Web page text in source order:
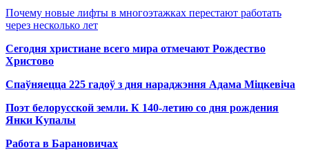
Почему новые лифты в многоэтажках перестают работать
через несколько лет
Сегодня христиане всего мира отмечают Рождество
Христово
Спаўняецца 225 гадоў з дня нараджэння Адама Міцкевіча
Поэт белорусской земли. К 140-летию со дня рождения
Янки Купалы
Работа в Барановичах